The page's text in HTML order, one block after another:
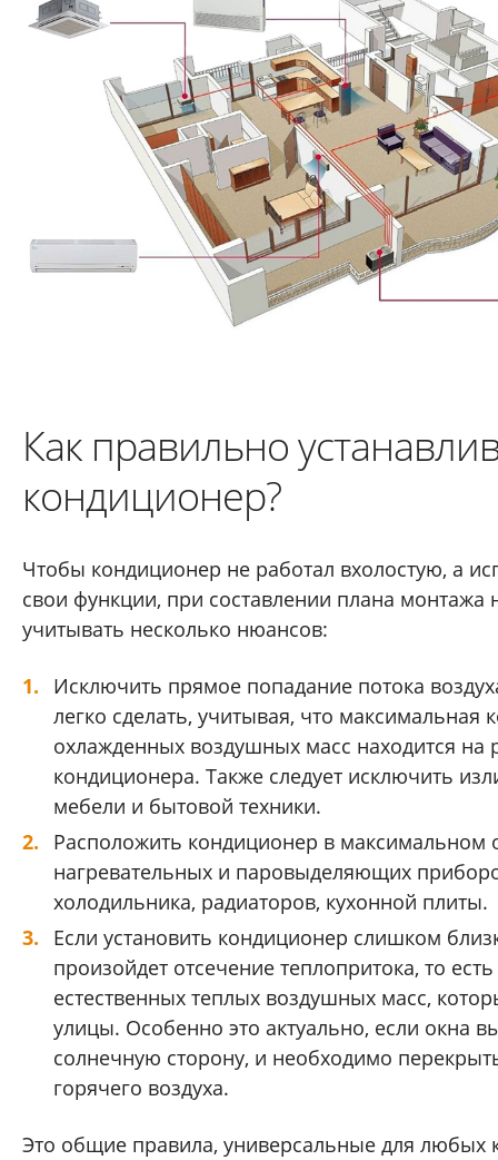
Как правильно
кондиционер?
Чтобы кондиционер не работал вхолостую, а
свои функции, при составлении плана монтажа
учитывать несколько нюансов:
Исключить прямое попадание потока
легко сделать, учитывая, что максимальная
охлажденных воздушных масс находится на
кондиционера. Также следует исключить
мебели и бытовой техники.
Расположить кондиционер в максимальном
нагревательных и паровыделяющих
холодильника, радиаторов, кухонной плиты.
Если установить кондиционер слишком
произойдет отсечение теплопритока, то
естественных теплых воздушных масс,
улицы. Особенно это актуально, если окна
солнечную сторону, и необходимо
горячего воздуха.
Это общие правила, универсальные для любых